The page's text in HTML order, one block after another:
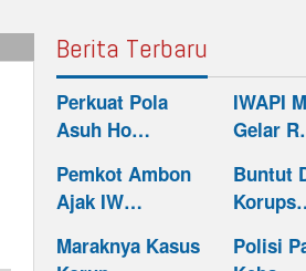
Berita Terbaru
Perkuat Pola
Asuh Ho…
IWAPI
Gelar
Pemkot Ambon
Ajak IW…
Buntut
Maraknya Kasus
Polisi